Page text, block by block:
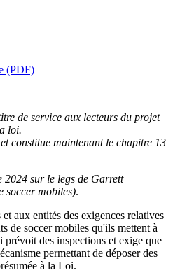
(PDF)
de service aux lecteurs du projet
loi.
constitue maintenant le chapitre 13
2024 sur le legs de Garrett
soccer mobiles).
aux entités des exigences relatives
de soccer mobiles qu'ils mettent à
des inspections et exige que
permettant de déposer des
à la Loi.